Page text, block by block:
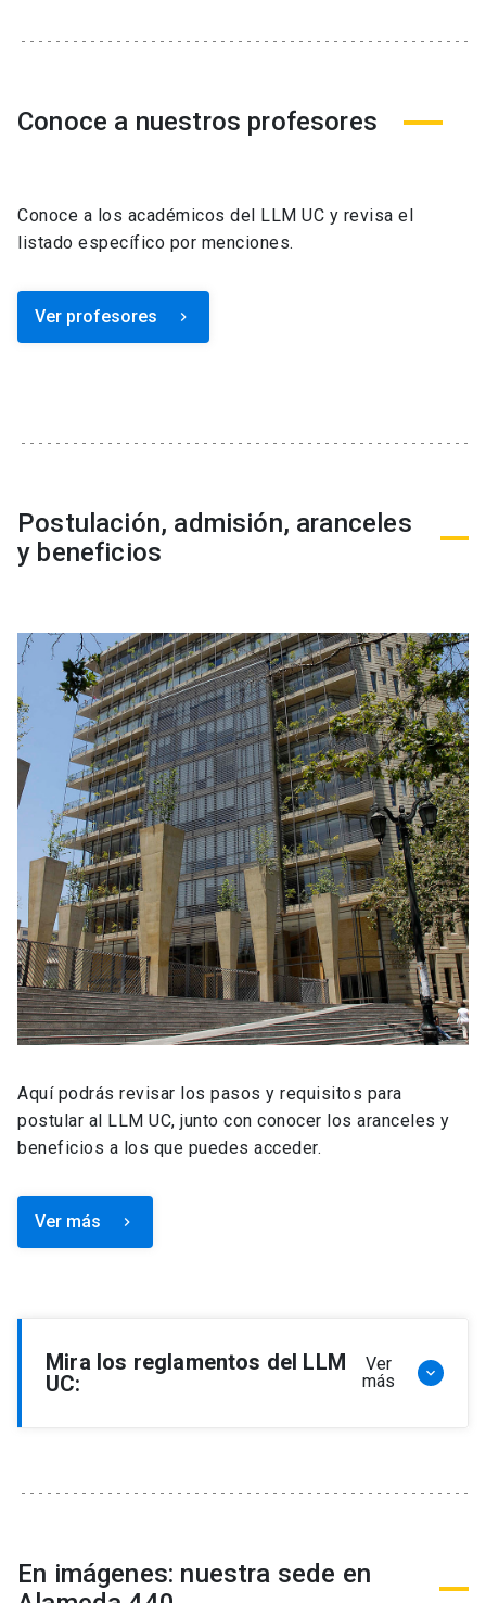
Conoce a nuestros profesores
Conoce a los académicos del LLM UC y revisa el
listado específico por menciones.
Ver profesores keyboard_arrow_right
Postulación, admisión, aranceles
y beneficios
Aquí podrás revisar los pasos y requisitos para
postular al LLM UC, junto con conocer los aranceles y
beneficios a los que puedes acceder.
Ver más keyboard_arrow_right
Mira los reglamentos del LLM
UC:
Ver
más
keyboard_arrow_down
Reglamento de Becas y Descuentos Programa
de Magíster en Derecho, LLM
En imágenes: nuestra sede en